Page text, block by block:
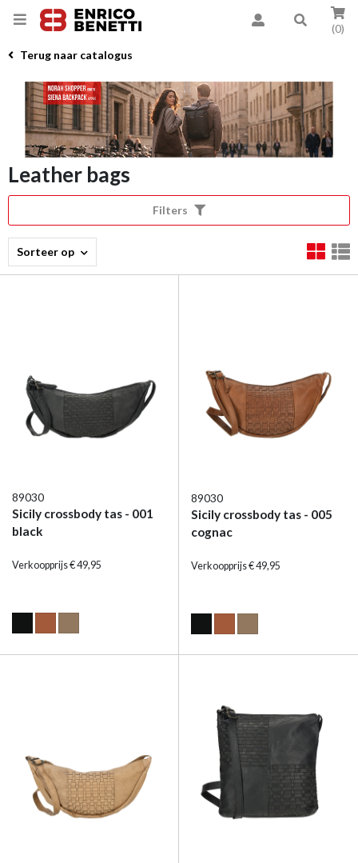
(0)
Terug naar catalogus
Leather bags
Filters
Sorteer op
89030
Sicily crossbody tas - 001
black
Verkoopprijs € 49,95
89030
Sicily crossbody tas - 005
cognac
Verkoopprijs € 49,95